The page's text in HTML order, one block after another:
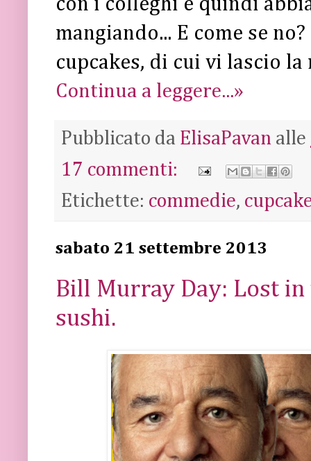
con i colleghi e quindi
mangiando... E come se
cupcakes, di cui vi lascio la
Continua a leggere...»
Pubblicato da ElisaPavan alle
17 commenti:
Etichette: commedie,
sabato 21 settembre 2013
Bill Murray Day: Lost
sushi.